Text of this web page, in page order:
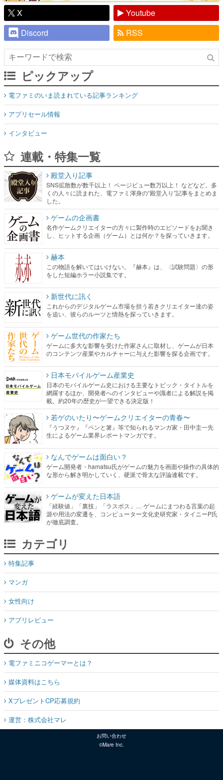
X
Youtube
Discord
RSS
ピックアップ
電ファミのいま読まれている記事ランキング
アプリセール情報
インタビュー
連載・特集一覧
殿堂入り記事
SNS拡散数が数千以上！ ページビュー数万以上！ などなど。多
くの人々に読まれた、電ファミ渾身の“殿堂入り”記事をまとめま
した。
ゲームの企画書
名作ゲームクリエイターの方々に製作時のエピソードをお聞き
し、ヒットする企画（ゲーム）とは何か？を探っていきます。
赫本
この物語を解いてはいけない。『赫本』は、〈試験問題〉の形
をした短編ホラー小説集です。
新世代に訊く
これからのデジタルゲーム市場を担う若きクリエイター達の姿
を追い、彼らのルーツと情熱を探っていきます。
ゲーム世代の作家たち
ゲームに多大な影響を受けた作家さんに取材し、ゲームが日本
のコンテンツ産業やカルチャーに与えた影響を探る企画です。
日本モバイルゲーム産業史
日本のモバイルゲーム史における主要なトピック・タイトルを
網羅するほか、開発者へのインタビューや識者による解説を掲
載。約20年の歴史が一望できる決定版！
若ゲのいたり〜ゲームクリエイターの青春〜
『うつヌケ』『ペンと箸』等で知られるマンガ家・田中圭一先
生によるゲーム業界レポートマンガです。
なんでゲームは面白い？
ゲーム開発者・hamatsu氏がゲームの魅力を画面や操作の具体的
な形から解き明かしていく、硬派で骨太な評論連載です。
ゲームが変えた日本語
「経験値」「裏技」「ラスボス」… ゲームにまつわる言葉の起
源や用法の変遷を、コンピューター文化史研究家・タイニーP氏
が徹底調査。
カテゴリ
特集記事
マンガ
女性向け
アプリレビュー
その他
電ファミニコゲーマーとは？
媒体資料はこちら
XプレゼントCP応募規約
運営：株式会社マレ
お問い合わせ
©Mare Inc.